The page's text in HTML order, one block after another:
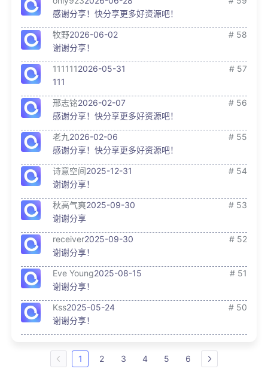
感谢分享！快分享更多好资源吧！
牧野2026-06-02
# 58
谢谢分享！
1111112026-05-31
# 57
111
邢志铭2026-02-07
# 56
感谢分享！快分享更多好资源吧！
老九 2026-02-06
# 55
感谢分享！快分享更多好资源吧！
诗意空间2025-12-31
# 54
谢谢分享！
秋高气爽2025-09-30
# 53
谢谢分享
receiver2025-09-30
# 52
谢谢分享！
Eve Young2025-08-15
# 51
谢谢分享！
Kss2025-05-24
# 50
谢谢分享！
1 2 3 4 5 6